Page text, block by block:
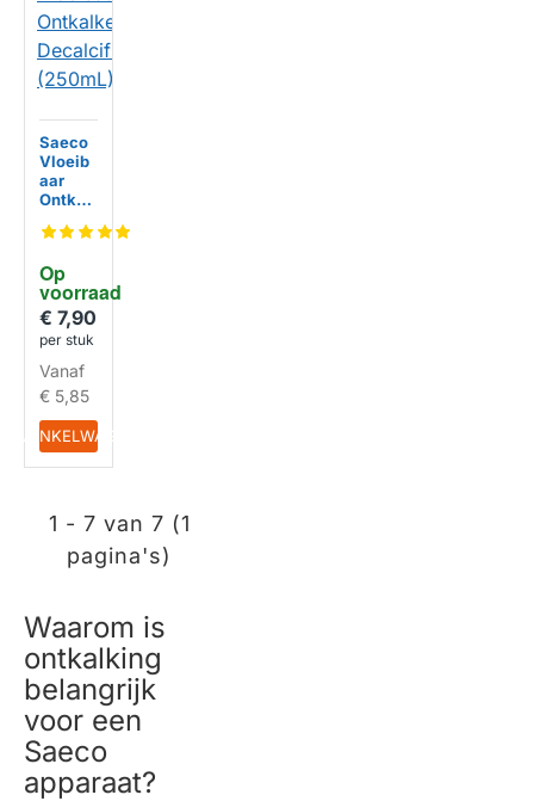
Op
voorraad
Saeco
Vloeib
aar
Ontkal
Decalci
6700
(250mL
)
€ 7,90
per stuk
Vanaf
€ 5,85
IN WINKELWAGEN
1 - 7 van 7 (1
pagina's)
Waarom is
ontkalking
belangrijk
voor een
Saeco
apparaat?